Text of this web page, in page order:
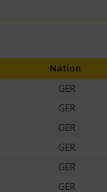
Nation
GER
GER
GER
GER
GER
GER